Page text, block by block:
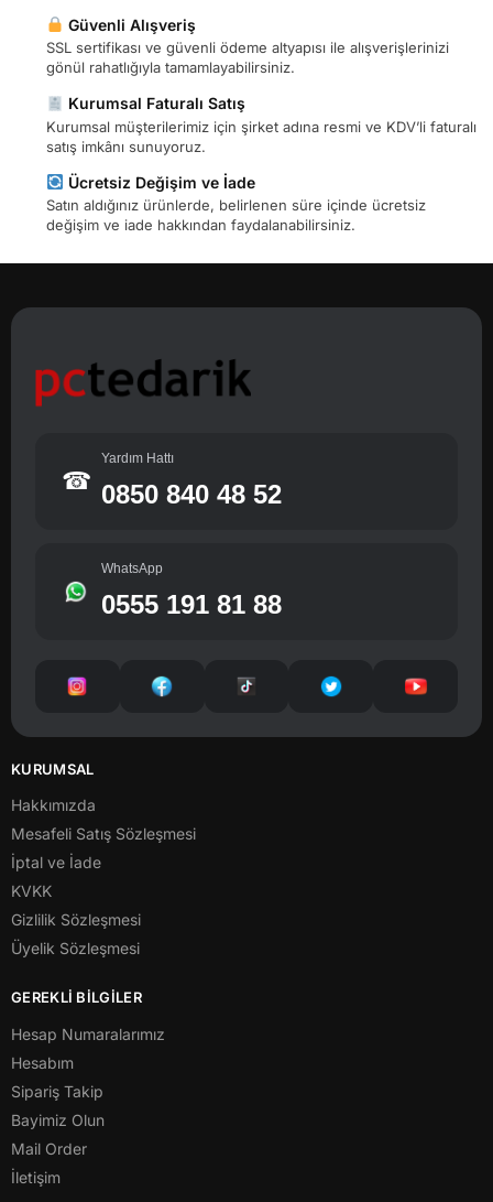
Güvenli Alışveriş
SSL sertifikası ve güvenli ödeme altyapısı ile alışverişlerinizi
gönül rahatlığıyla tamamlayabilirsiniz.
Kurumsal Faturalı Satış
Kurumsal müşterilerimiz için şirket adına resmi ve KDV’li faturalı
satış imkânı sunuyoruz.
Ücretsiz Değişim ve İade
Satın aldığınız ürünlerde, belirlenen süre içinde ücretsiz
değişim ve iade hakkından faydalanabilirsiniz.
☎
Yardım Hattı
0850 840 48 52
WhatsApp
0555 191 81 88
KURUMSAL
Hakkımızda
Mesafeli Satış Sözleşmesi
İptal ve İade
KVKK
Gizlilik Sözleşmesi
Üyelik Sözleşmesi
GEREKLİ BİLGİLER
Hesap Numaralarımız
Hesabım
Sipariş Takip
Bayimiz Olun
Mail Order
İletişim